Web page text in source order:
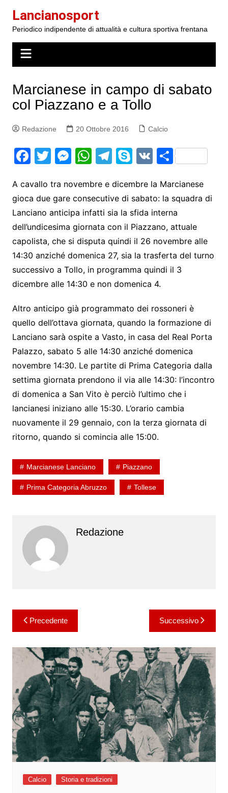
contenuto
Lancianosport
Periodico indipendente di attualità e cultura sportiva frentana
Marcianese in campo di sabato
col Piazzano e a Tollo
Redazione 20 Ottobre 2016 Calcio
F
c
e
b
o
o
k
T
itt
er
M
s
s
e
n
g
er
W
at
s
A
p
p
T
e
gr
a
m
S
y
p
e
V S
ar
e
A cavallo tra novembre e dicembre la Marcianese
gioca due gare consecutive di sabato: la squadra di
Lanciano anticipa infatti sia la sfida interna
dell’undicesima giornata con il Piazzano, attuale
capolista, che si disputa quindi il 26 novembre alle
14:30 anziché domenica 27, sia la trasferta del turno
successivo a Tollo, in programma quindi il 3
dicembre alle 14:30 e non domenica 4.
Altro anticipo già programmato dei rossoneri è
quello dell’ottava giornata, quando la formazione di
Lanciano sarà ospite a Vasto, in casa del Real Porta
Palazzo, sabato 5 alle 14:30 anziché domenica
novembre 14:30. Le partite di Prima Categoria dalla
settima giornata prendono il via alle 14:30: l’incontro
di domenica a San Vito è perciò l’ultimo che i
lancianesi iniziano alle 15:30. L’orario cambia
nuovamente il 29 gennaio, con la terza giornata di
ritorno, quando si comincia alle 15:00.
Marcianese Lanciano Piazzano
Prima Categoria Abruzzo Tollese
Redazione
Navigazione
articoli
Precedente Successivo
Calcio Storia e tradizioni